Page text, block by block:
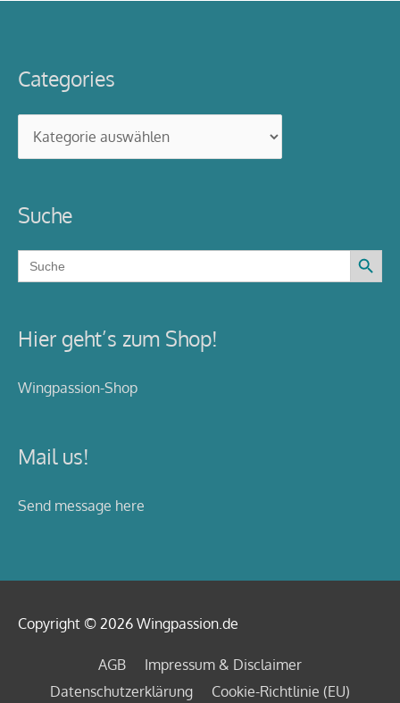
Categories
Suche
Search
for:
Search Button
Hier geht’s zum Shop!
Wingpassion-Shop
Mail us!
Send message here
Copyright © 2026Wingpassion.de
AGB
Impressum & Disclaimer
Datenschutzerklärung
Cookie-Richtlinie (EU)